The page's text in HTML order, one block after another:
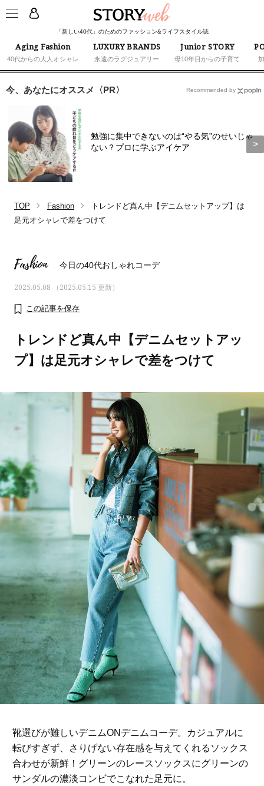
「新しい40代」のためのファッション&ライフスタイル誌
Aging Fashion
40代からの大人オシャレ
LUXURY BRANDS
永遠のラグジュアリー
Junior STORY
母10年目からの子育て
ママとパパに贈る「ジェンダーレ
ス学」
人気の40代髪型・ヘア
今、あなたにオススメ〈PR〉
勉強に集中できないのは“やる気”のせいじゃ
ない？プロに学ぶアイケア
Recommended by
TOP Fashion
トレンドど真ん中【デニムセットアップ】は
足元オシャレで差をつけて
Fashion 今日の40代おしゃれコーデ
2025.05.08 （2025.05.15 更新）
この記事を保存
トレンドど真ん中【デニムセットアッ
プ】は足元オシャレで差をつけて
靴選びが難しいデニムONデニムコーデ。カジュアルに
転びすぎず、さりげない存在感を与えてくれるソックス
合わせが新鮮！グリーンのレースソックスにグリーンの
サンダルの濃淡コンビでこなれた足元に。